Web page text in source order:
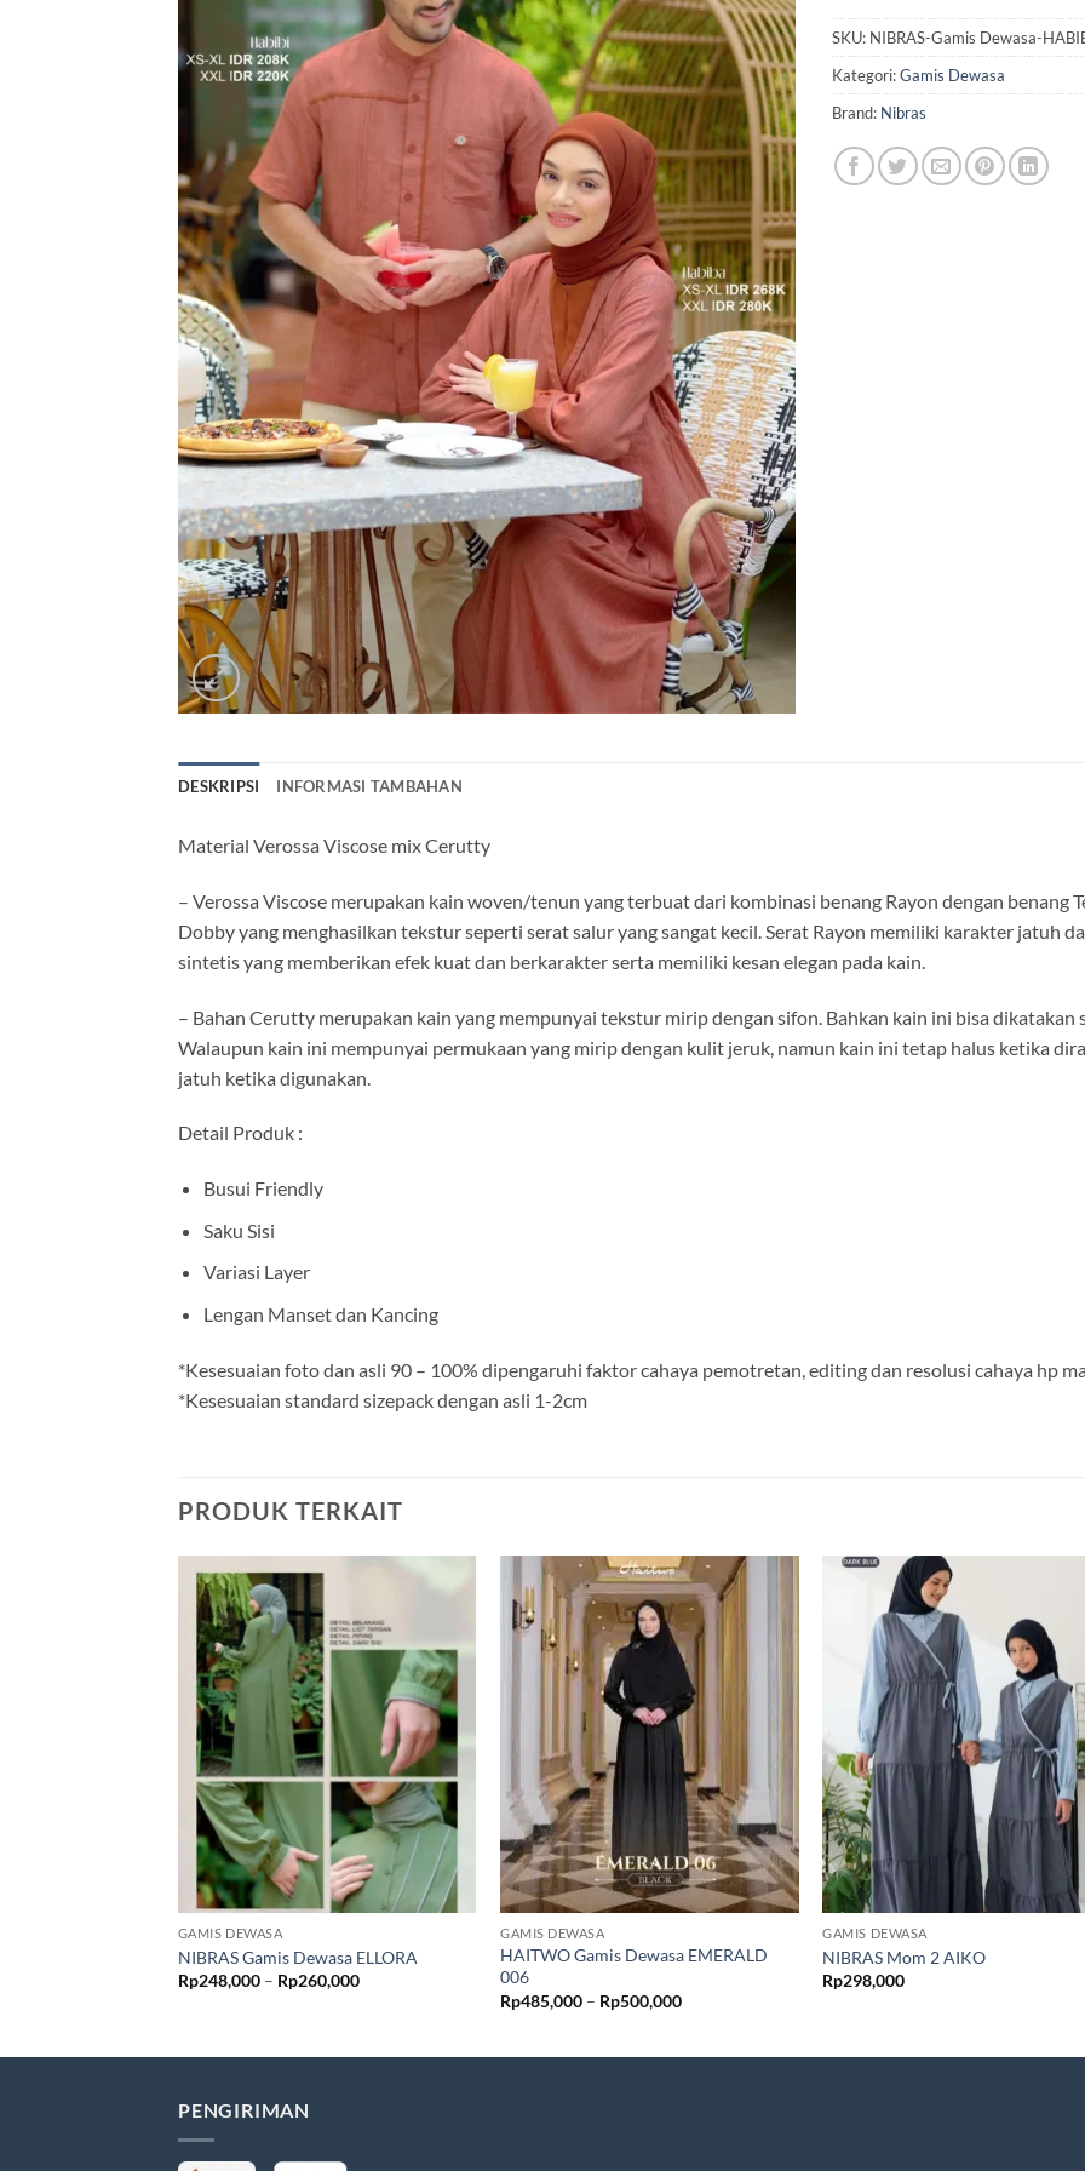
SKU: NIBRAS-Gamis Dewasa-
Kategori:Gamis Dewasa
Brand: Nibras
DESKRIPSI INFORMASI TAMBAHAN
Material Verossa Viscose mix Cerutty
– Verossa Viscose merupakan kain woven/tenun yang terbuat dari kombinasi benang Rayon dengan benang
Dobby yang menghasilkan tekstur seperti serat salur yang sangat kecil. Serat Rayon memiliki karakter jatuh
sintetis yang memberikan efek kuat dan berkarakter serta memiliki kesan elegan pada kain.
– Bahan Cerutty merupakan kain yang mempunyai tekstur mirip dengan sifon. Bahkan kain ini bisa dikatakan
Walaupun kain ini mempunyai permukaan yang mirip dengan kulit jeruk, namun kain ini tetap halus ketika
jatuh ketika digunakan.
Detail Produk :
Busui Friendly
Saku Sisi
Variasi Layer
Lengan Manset dan Kancing
*Kesesuaian foto dan asli 90 – 100% dipengaruhi faktor cahaya pemotretan, editing dan resolusi cahaya hp
*Kesesuaian standard sizepack dengan asli 1-2cm
PRODUK TERKAIT
GAMIS DEWASA
NIBRAS Gamis Dewasa ELLORA
Rp248,000 – Rp260,000Rentang
GAMIS DEWASA
HAITWO Gamis Dewasa EMERALD
006
Rp485,000 – Rp500,000Rentang
GAMIS DEWASA
NIBRAS Mom 2 AIKO
Rp298,000
PENGIRIMAN